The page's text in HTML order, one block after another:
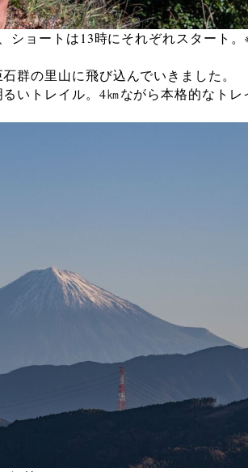
ショートは13時にそれぞれスタート。
群の里山に飛び込んでいきました。
いトレイル。4㎞ながら本格的なトレ